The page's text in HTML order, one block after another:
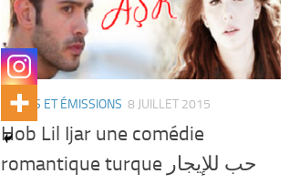
SÉRIES ET ÉMISSIONS 8 JUILLET 2015
Hob Lil Ijar une comédie
romantique turque حب للإيجار